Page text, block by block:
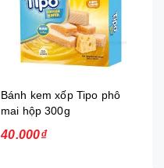
Bánh kem xốp Tipo phô
mai hộp 300g
40.000₫